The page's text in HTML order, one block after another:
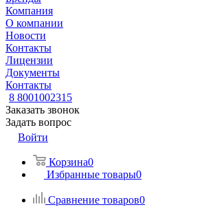
Компания
О компании
Новости
Контакты
Лицензии
Документы
Контакты
8 8001002315
Заказать звонок
Задать вопрос
Войти
Корзина0
Избранные товары0
Сравнение товаров0